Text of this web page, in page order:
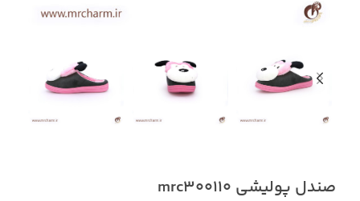
صندل پولیشی mrc300110